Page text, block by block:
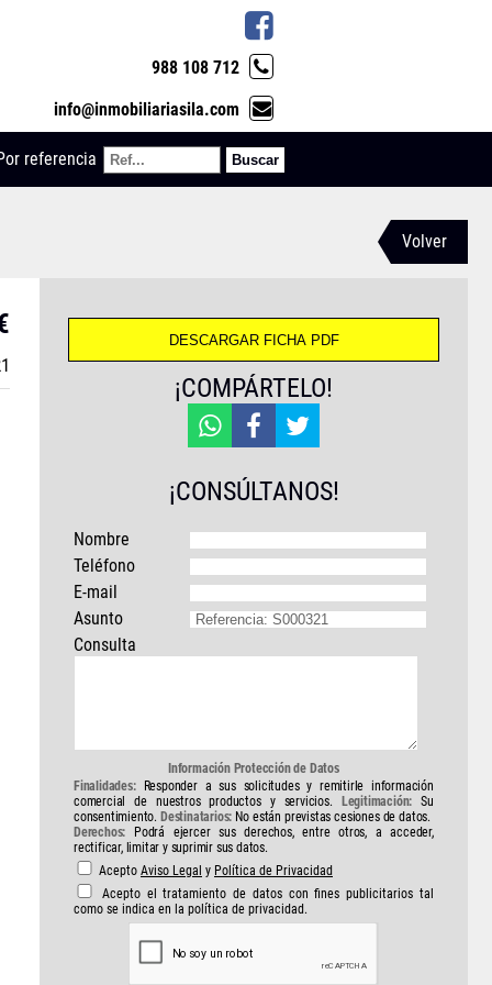
988 108 712
info@inmobiliariasila.com
referencia
Volver
¡COMPÁRTELO!
¡CONSÚLTANOS!
Nombre
Teléfono
E-mail
Asunto
Consulta
Información Protección de Datos
Finalidades:Responder a sus solicitudes y remitirle información
comercial de nuestros productos y servicios.
Legitimación: Su
consentimiento. Destinatarios: No están previstas cesiones de datos.
Derechos: Podrá ejercer sus derechos, entre otros, a acceder,
rectificar, limitar y suprimir sus datos.
Acepto Aviso Legal y Política de Privacidad
Acepto el tratamiento de datos con fines publicitarios tal
como se indica en la política de privacidad.